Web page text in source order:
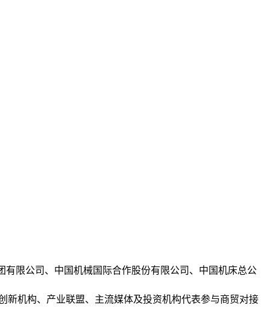
有限公司、中国机械国际合作股份有限公司、中国机床总公
新机构、产业联盟、主流媒体及投资机构代表参与商贸对接